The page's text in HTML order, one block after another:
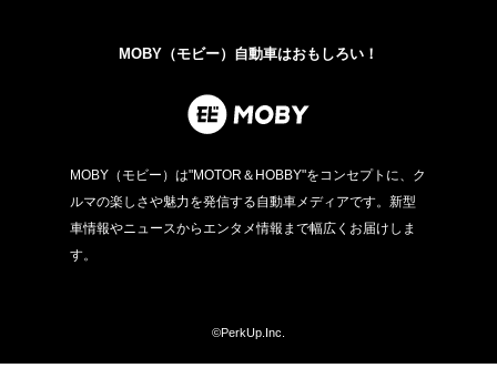
MOBY（モビー）自動車はおもしろい！
MOBY（モビー）は"MOTOR＆HOBBY"をコンセプトに、ク
ルマの楽しさや魅力を発信する自動車メディアです。新型
車情報やニュースからエンタメ情報まで幅広くお届けしま
す。
©PerkUp.Inc.